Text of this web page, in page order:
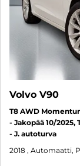
Volvo V90
T8 AWD
- Jakopää 10/
- J. autoturva
2018 , Automaatti,